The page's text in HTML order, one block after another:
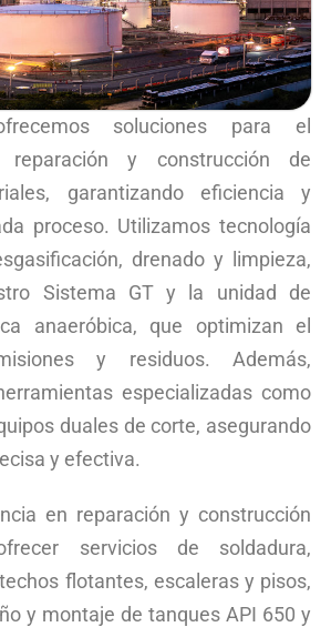
soluciones para el
reparación y construcción de
garantizando eficiencia y
proceso. Utilizamos tecnología
drenado y limpieza,
Sistema GT y la unidad de
anaeróbica, que optimizan el
y residuos. Además,
especializadas como
duales de corte, asegurando
y efectiva.
en reparación y construcción
servicios de soldadura,
flotantes, escaleras y pisos,
y montaje de tanques API 650 y